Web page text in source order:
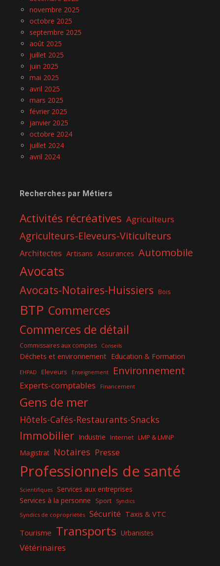
novembre 2025
octobre 2025
septembre 2025
août 2025
juillet 2025
juin 2025
mai 2025
avril 2025
mars 2025
février 2025
janvier 2025
octobre 2024
juillet 2024
avril 2024
Recherches par Métiers
Activités récréatives Agriculteurs
Agriculteurs-Eleveurs-Viticulteurs
Architectes Artisans Assurances Automobile
Avocats
Avocats-Notaires-Huissiers Bois
BTP Commerces
Commerces de détail
Commissaires aux comptes Conseils
Déchets et environnement Education & Formation
EHPAD Eleveurs Enseignement Environnement
Experts-comptables Financement
Gens de mer
Hôtels-Cafés-Restaurants-Snacks
Immobilier Industrie Internet LMP & LMNP
Magistrat Notaires Presse
Professionnels de santé
Scientifiques
Services aux entreprises
Services à la personne
Sport Syndics
Syndics de copropriétés Sécurité Taxis & VTC
Tourisme Transports Urbanistes
Vétérinaires